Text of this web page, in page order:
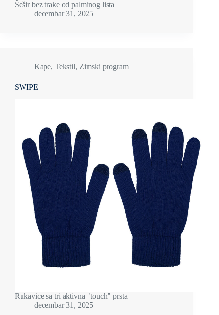
Šešir bez trake od palminog lista
decembar 31, 2025
Kape, Tekstil, Zimski program
SWIPE
Rukavice sa tri aktivna "touch" prsta
decembar 31, 2025